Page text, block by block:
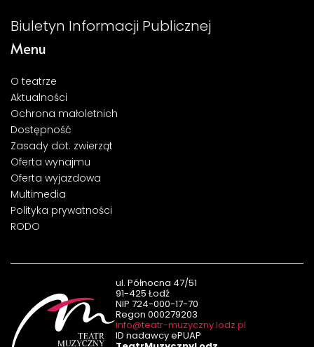
Biuletyn Informacji Publicznej
Menu
O teatrze
Aktualności
Ochrona małoletnich
Dostępność
Zasady dot. zwierząt
Oferta wynajmu
Oferta wyjazdowa
Multimedia
Polityka prywatności
RODO
ul. Północna 47/51
91-425 Łodź
NIP 724-000-17-70
Regon 000279203
info@teatr-muzyczny.lodz.pl
ID nadawcy ePUAP